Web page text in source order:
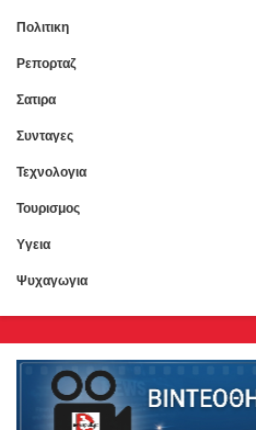
Πολιτικη
Ρεπορταζ
Σατιρα
Συνταγες
Τεχνολογια
Τουρισμος
Υγεια
Ψυχαγωγια